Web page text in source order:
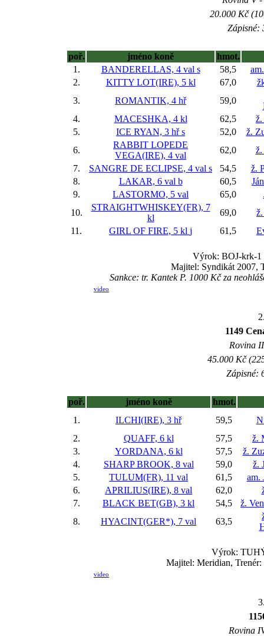
20.000 Kč
Zápisné:
poř. jméno koně
hmot.
1.
BANDERELLAS, 4 val s 58,5
2.
KITTY LOT(IRE), 5 kl 67,0
3.
ROMANTIK, 4 hř 59,0
4.
MACESHKA, 4 kl 62,5
5.
ICE RYAN, 3 hřs 52,0
ž.
6.
RABBIT LOPEDE
VEGA(IRE), 4 val
62,0
7.
SANGRE DE ECLIPSE, 4 val s 54,5
ž.
8.
LAKAR, 6 val b 60,5
9.
LASTORMO, 5 val 65,0
10.
STRAIGHTWHISKEY(FR), 7
kl
69,0
11.
GIRL OF FIRE, 5 kl j 61,5
Výrok: BOJ-krk-1
Majitel: Syndikát 2007,
Sankce: tr. Kantek P. 1000 Kč za
video
1149
Rovina
45.000 Kč
Zápisné:
poř. jméno koně
hmot.
1.
ILCHI(IRE), 3 hř 59,5
2.
QUAFF, 6 kl 57,5
ž.
3.
YORDANA, 6 kl 57,5
ž.
4.
SHARP BROOK, 8 val 59,0
ž.
5.
TULUM(FR), 11 val 61,5
am.
6.
APRILIUS(IRE), 8 val 62,0
7.
BLACK BET(GB), 3 kl 54,5
ž.
8.
HYACINT(GER*), 7 val 63,5
Výrok:
Majitel: Meridian,
video
Rovina